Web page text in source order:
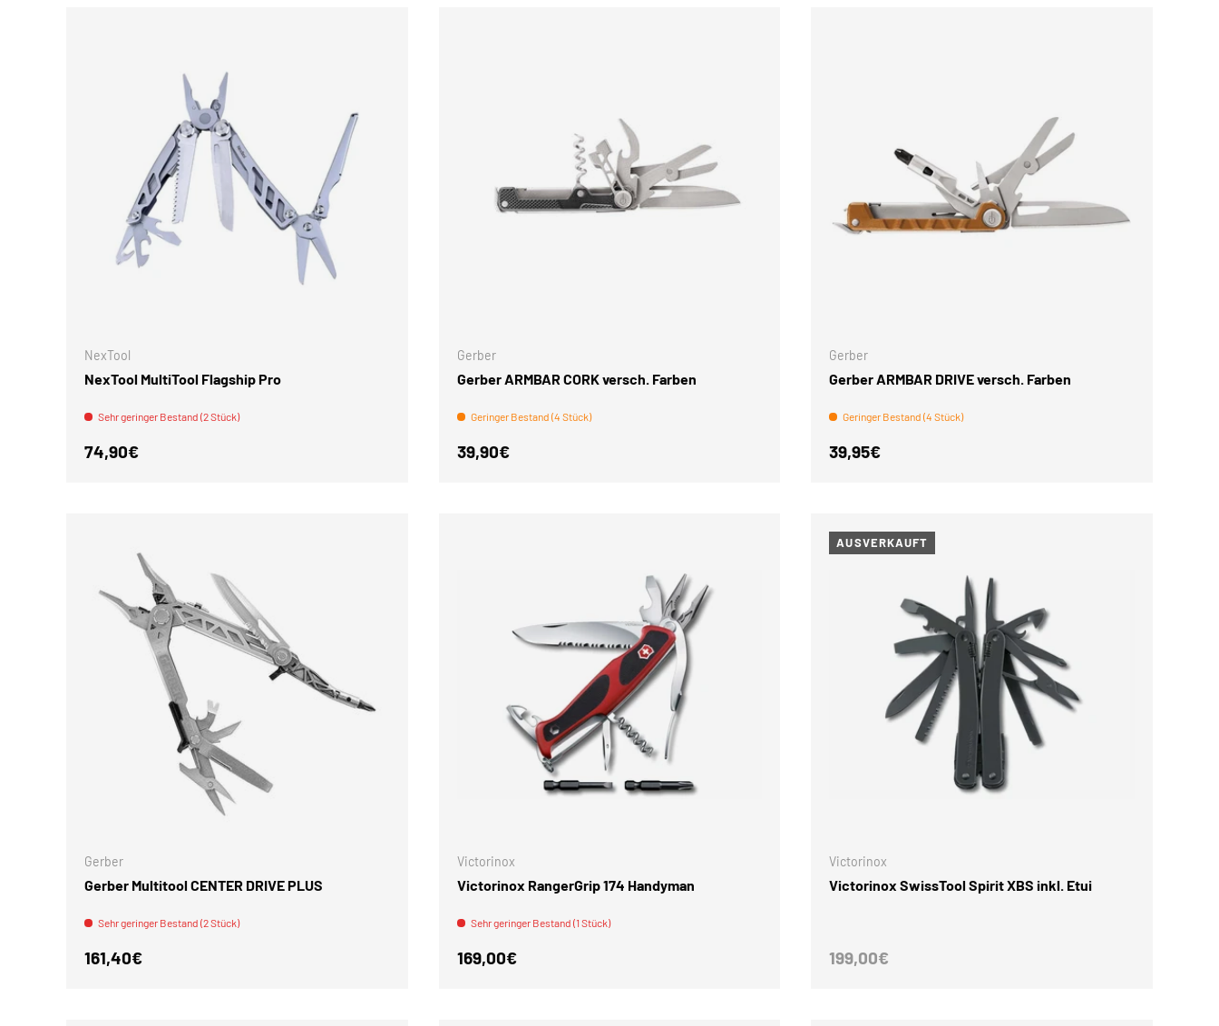
NexTool
NexTool MultiTool Flagship Pro
Sehr geringer Bestand (2 Stück)
Normaler Preis
74,90€
Gerber
Gerber ARMBAR CORK versch. Farben
Geringer Bestand (4 Stück)
Normaler Preis
39,90€
Gerber
Gerber ARMBAR DRIVE versch. Farben
Geringer Bestand (4 Stück)
Normaler Preis
39,95€
Gerber
Gerber Multitool CENTER DRIVE PLUS
Sehr geringer Bestand (2 Stück)
Normaler Preis
161,40€
Victorinox
Victorinox RangerGrip 174 Handyman
Sehr geringer Bestand (1 Stück)
Normaler Preis
169,00€
AUSVERKAUFT
Victorinox
Victorinox SwissTool Spirit XBS inkl. Etui
Normaler Preis
199,00€